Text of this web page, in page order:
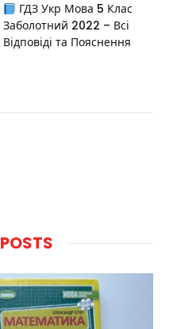
ГДЗ Укр Мова 5 Клас
Заболотний 2022 – Всі
Відповіді та Пояснення
POSTS